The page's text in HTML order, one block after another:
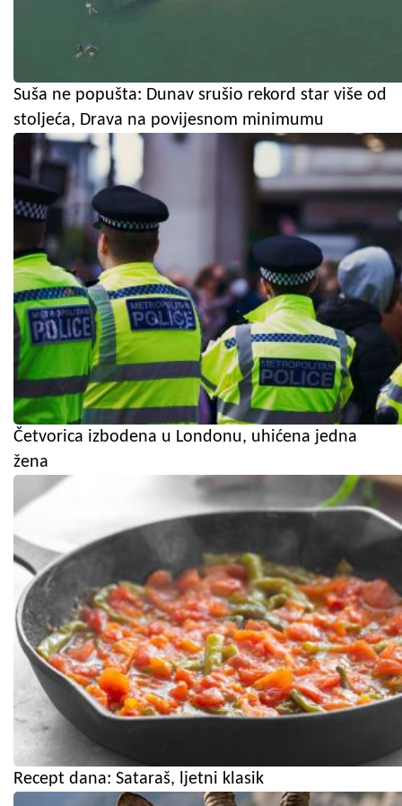
Suša ne popušta: Dunav srušio rekord star više od
stoljeća, Drava na povijesnom minimumu
Četvorica izbodena u Londonu, uhićena jedna
žena
Recept dana: Sataraš, ljetni klasik